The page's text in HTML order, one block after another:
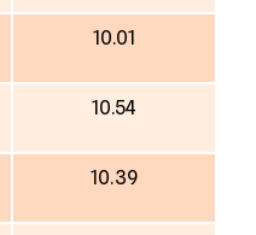
10.01
10.54
10.39